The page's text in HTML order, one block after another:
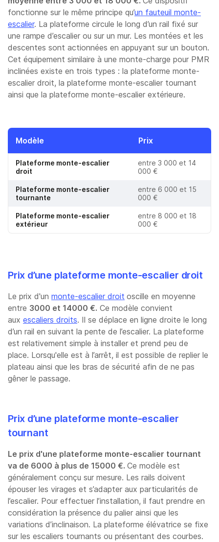
fonctionne sur le même principe qu’un fauteuil monte-
escalier. La plateforme circule le long d’un rail fixé sur
une rampe d’escalier ou sur un mur. Les montées et les
descentes sont actionnées en appuyant sur un bouton.
Cet équipement similaire à une monte-charge pour PMR
inclinées existe en trois types : la plateforme monte-
escalier droit, la plateforme monte-escalier tournant
ainsi que la plateforme monte-escalier extérieure.
Modèle Prix
Plateforme monte-escalier
droit
entre 3 000 et 14
000 €
Plateforme monte-escalier
tournante
entre 6 000 et 15
000 €
Plateforme monte-escalier
extérieur
entre 8 000 et 18
000 €
Prix d’une plateforme monte-escalier droit
Le prix d'un monte-escalier droit oscille en moyenne
entre 3000 et 14000 €. Ce modèle convient
aux escaliers droits. Il se déplace en ligne droite le long
d’un rail en suivant la pente de l’escalier. La plateforme
est relativement simple à installer et prend peu de
place. Lorsqu'elle est à l’arrêt, il est possible de replier le
plateau ainsi que les bras de sécurité afin de ne pas
gêner le passage.
Prix d’une plateforme monte-escalier
tournant
Le prix d'une plateforme monte-escalier tournant
va de 6000 à plus de 15000 €. Ce modèle est
généralement conçu sur mesure. Les rails doivent
épouser les virages et s’adapter aux particularités de
l’escalier. Pour effectuer l’installation, il faut prendre en
considération la présence du palier ainsi que les
variations d’inclinaison. La plateforme élévatrice se fixe
sur les escaliers tournants ou présentant des courbes.